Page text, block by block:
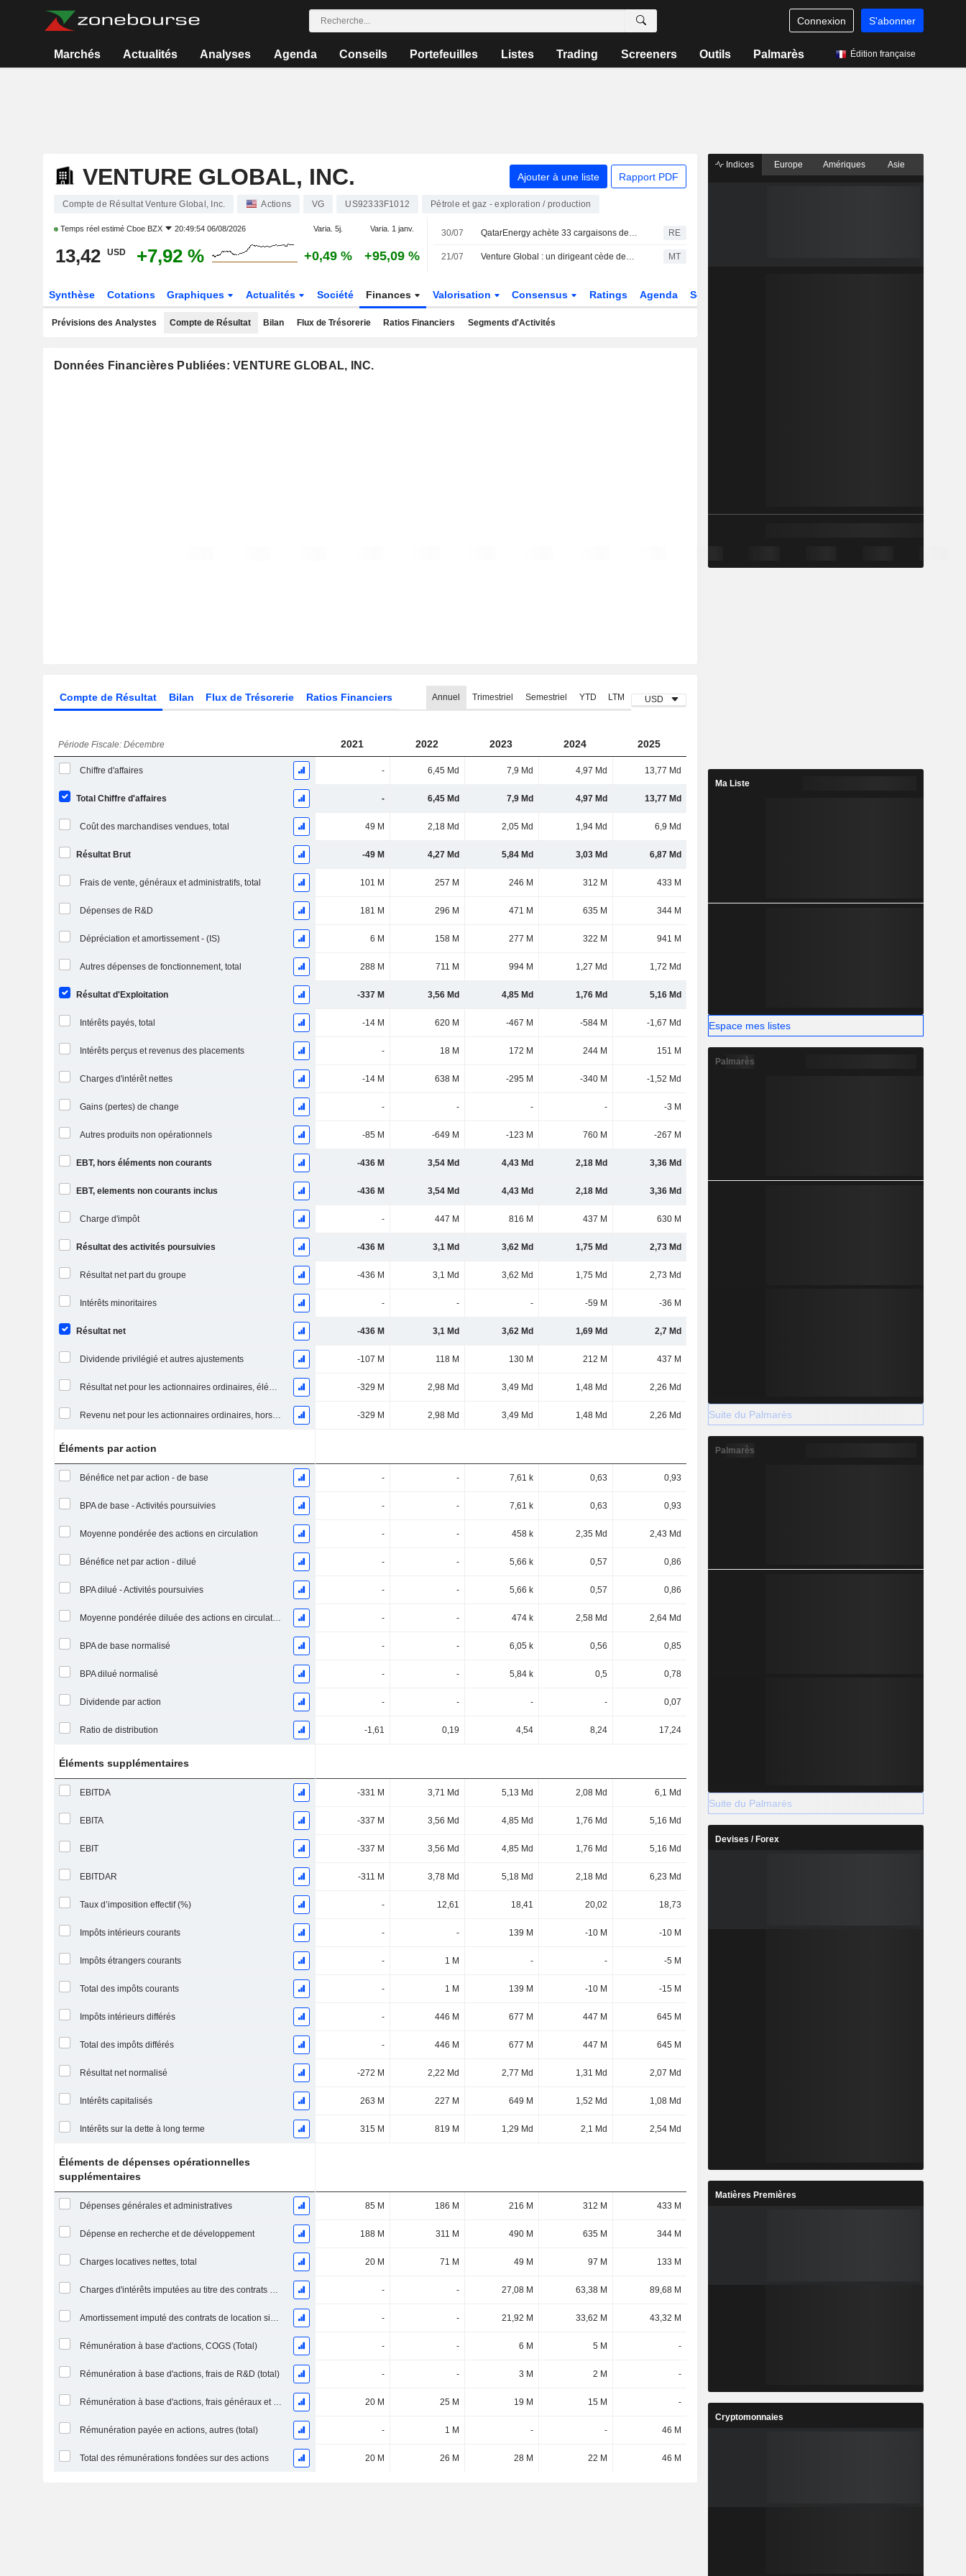
Connexion S'abonner
Marchés Actualités Analyses Agenda Conseils Portefeuilles Listes Trading Screeners Outils Palmarès Édition française
VENTURE GLOBAL, INC. Ajouter à une liste Rapport PDF
Compte de Résultat Venture Global, Inc. Actions VG US92333F1012 Pétrole et gaz - exploration / production
Temps réel estimé Cboe BZX 20:49:54 06/08/2026 Varia. 5j. Varia. 1 janv.
13,42 USD +7,92 % +0,49 % +95,09 %
30/07 QatarEnergy achète 33 cargaisons de GNL américain pour compenser les perturbations à Ormuz, selon des sources RE
21/07 Venture Global : un dirigeant cède des actions pour un montant de 3 143 097 $, selon une déclaration à la SEC MT
Synthèse Cotations Graphiques Actualités Société Finances Valorisation Consensus Ratings Agenda Secteur
Prévisions des Analystes Compte de Résultat Bilan Flux de Trésorerie Ratios Financiers Segments d'Activités
Données Financières Publiées: VENTURE GLOBAL, INC.
Compte de Résultat Bilan Flux de Trésorerie Ratios Financiers Annuel Trimestriel Semestriel YTD LTM USD
Période Fiscale: Décembre 2021 2022 2023 2024 2025
Chiffre d'affaires - 6,45 Md 7,9 Md 4,97 Md 13,77 Md
Total Chiffre d'affaires - 6,45 Md 7,9 Md 4,97 Md 13,77 Md
Coût des marchandises vendues, total 49 M 2,18 Md 2,05 Md 1,94 Md 6,9 Md
Résultat Brut -49 M 4,27 Md 5,84 Md 3,03 Md 6,87 Md
Frais de vente, généraux et administratifs, total 101 M 257 M 246 M 312 M 433 M
Dépenses de R&D 181 M 296 M 471 M 635 M 344 M
Dépréciation et amortissement - (IS) 6 M 158 M 277 M 322 M 941 M
Autres dépenses de fonctionnement, total 288 M 711 M 994 M 1,27 Md 1,72 Md
Résultat d'Exploitation -337 M 3,56 Md 4,85 Md 1,76 Md 5,16 Md
Intérêts payés, total -14 M 620 M -467 M -584 M -1,67 Md
Intérêts perçus et revenus des placements - 18 M 172 M 244 M 151 M
Charges d'intérêt nettes -14 M 638 M -295 M -340 M -1,52 Md
Gains (pertes) de change - - - - -3 M
Autres produits non opérationnels -85 M -649 M -123 M 760 M -267 M
EBT, hors éléments non courants -436 M 3,54 Md 4,43 Md 2,18 Md 3,36 Md
EBT, elements non courants inclus -436 M 3,54 Md 4,43 Md 2,18 Md 3,36 Md
Charge d'impôt - 447 M 816 M 437 M 630 M
Résultat des activités poursuivies -436 M 3,1 Md 3,62 Md 1,75 Md 2,73 Md
Résultat net part du groupe -436 M 3,1 Md 3,62 Md 1,75 Md 2,73 Md
Intérêts minoritaires - - - -59 M -36 M
Résultat net -436 M 3,1 Md 3,62 Md 1,69 Md 2,7 Md
Dividende privilégié et autres ajustements -107 M 118 M 130 M 212 M 437 M
Résultat net pour les actionnaires ordinaires, éléments exceptionnels inclus. -329 M 2,98 Md 3,49 Md 1,48 Md 2,26 Md
Revenu net pour les actionnaires ordinaires, hors éléments exceptionnelsRésultat net pour les actionnaires ordinaires, éléments exceptionnels exclus. -329 M 2,98 Md 3,49 Md 1,48 Md 2,26 Md
Éléments par action
Bénéfice net par action - de base - - 7,61 k 0,63 0,93
BPA de base - Activités poursuivies - - 7,61 k 0,63 0,93
Moyenne pondérée des actions en circulation - - 458 k 2,35 Md 2,43 Md
Bénéfice net par action - dilué - - 5,66 k 0,57 0,86
BPA dilué - Activités poursuivies - - 5,66 k 0,57 0,86
Moyenne pondérée diluée des actions en circulation - - 474 k 2,58 Md 2,64 Md
BPA de base normalisé - - 6,05 k 0,56 0,85
BPA dilué normalisé - - 5,84 k 0,5 0,78
Dividende par action - - - - 0,07
Ratio de distribution -1,61 0,19 4,54 8,24 17,24
Éléments supplémentaires
EBITDA -331 M 3,71 Md 5,13 Md 2,08 Md 6,1 Md
EBITA -337 M 3,56 Md 4,85 Md 1,76 Md 5,16 Md
EBIT -337 M 3,56 Md 4,85 Md 1,76 Md 5,16 Md
EBITDAR -311 M 3,78 Md 5,18 Md 2,18 Md 6,23 Md
Taux d’imposition effectif (%) - 12,61 18,41 20,02 18,73
Impôts intérieurs courants - - 139 M -10 M -10 M
Impôts étrangers courants - 1 M - - -5 M
Total des impôts courants - 1 M 139 M -10 M -15 M
Impôts intérieurs différés - 446 M 677 M 447 M 645 M
Total des impôts différés - 446 M 677 M 447 M 645 M
Résultat net normalisé -272 M 2,22 Md 2,77 Md 1,31 Md 2,07 Md
Intérêts capitalisés 263 M 227 M 649 M 1,52 Md 1,08 Md
Intérêts sur la dette à long terme 315 M 819 M 1,29 Md 2,1 Md 2,54 Md
Éléments de dépenses opérationnelles
supplémentaires
Dépenses générales et administratives 85 M 186 M 216 M 312 M 433 M
Dépense en recherche et de développement 188 M 311 M 490 M 635 M 344 M
Charges locatives nettes, total 20 M 71 M 49 M 97 M 133 M
Charges d'intérêts imputées au titre des contrats de location - - 27,08 M 63,38 M 89,68 M
Amortissement imputé des contrats de location simple - - 21,92 M 33,62 M 43,32 M
Rémunération à base d'actions, COGS (Total) - - 6 M 5 M -
Rémunération à base d'actions, frais de R&D (total) - - 3 M 2 M -
Rémunération à base d'actions, frais généraux et administratifs (total) 20 M 25 M 19 M 15 M -
Rémunération payée en actions, autres (total) - 1 M - - 46 M
Total des rémunérations fondées sur des actions 20 M 26 M 28 M 22 M 46 M
Indices Europe Amériques Asie
Ma Liste
Espace mes listes
Palmarès
Suite du Palmarès
Palmarès
Suite du Palmarès
Devises / Forex
Matières Premières
Cryptomonnaies